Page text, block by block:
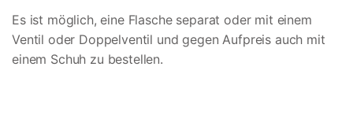
Es ist möglich, eine Flasche separat oder mit einem
Ventil oder Doppelventil und gegen Aufpreis auch mit
einem Schuh zu bestellen.